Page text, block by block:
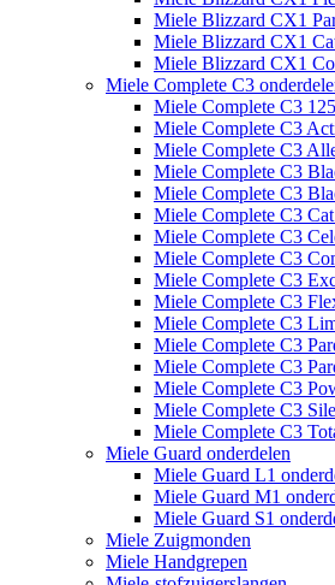
Miele Blizzard CX1
Miele Blizzard CX1
Miele Blizzard CX1
Miele Complete C3
Miele Complete C3
Miele Complete C3
Miele Complete C3
Miele Complete C3
Miele Complete C3
Miele Complete C3
Miele Complete C3
Miele Complete C3
Miele Complete C3
Miele Complete C3
Miele Complete C3
Miele Complete C3
Miele Complete C3
Miele Complete C3
Miele Complete C3
Miele Complete C3
Miele Guard onderdelen
Miele Guard L1
Miele Guard M1
Miele Guard S1
Miele Zuigmonden
Miele Handgrepen